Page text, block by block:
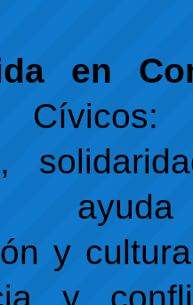
en
Cívicos:
y
y